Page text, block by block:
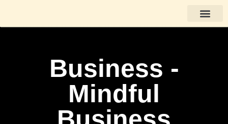
Business -
Mindful